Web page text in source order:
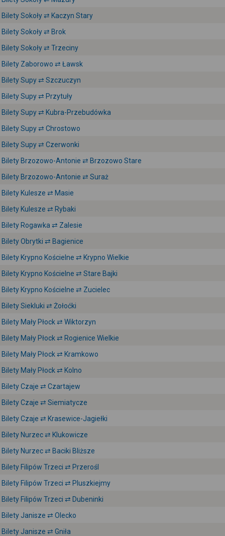
Bilety Sokoły ⇄ Kaczyn Stary
Bilety Sokoły ⇄ Brok
Bilety Sokoły ⇄ Trzeciny
Bilety Zaborowo ⇄ Ławsk
Bilety Supy ⇄ Szczuczyn
Bilety Supy ⇄ Przytuły
Bilety Supy ⇄ Kubra-Przebudówka
Bilety Supy ⇄ Chrostowo
Bilety Supy ⇄ Czerwonki
Bilety Brzozowo-Antonie ⇄ Brzozowo Stare
Bilety Brzozowo-Antonie ⇄ Suraż
Bilety Kulesze ⇄ Masie
Bilety Kulesze ⇄ Rybaki
Bilety Rogawka ⇄ Zalesie
Bilety Obrytki ⇄ Bagienice
Bilety Krypno Kościelne ⇄ Krypno Wielkie
Bilety Krypno Kościelne ⇄ Stare Bajki
Bilety Krypno Kościelne ⇄ Zucielec
Bilety Siekluki ⇄ Żołoćki
Bilety Mały Płock ⇄ Wiktorzyn
Bilety Mały Płock ⇄ Rogienice Wielkie
Bilety Mały Płock ⇄ Kramkowo
Bilety Mały Płock ⇄ Kolno
Bilety Czaje ⇄ Czartajew
Bilety Czaje ⇄ Siemiatycze
Bilety Czaje ⇄ Krasewice-Jagiełki
Bilety Nurzec ⇄ Klukowicze
Bilety Nurzec ⇄ Baciki Bliższe
Bilety Filipów Trzeci ⇄ Przerośl
Bilety Filipów Trzeci ⇄ Pluszkiejmy
Bilety Filipów Trzeci ⇄ Dubeninki
Bilety Janisze ⇄ Olecko
Bilety Janisze ⇄ Gniła